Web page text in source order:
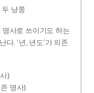
두 냥쭝
명사로 쓰이기도 하는
. ‘년, 년도’가 의존
)
명사)